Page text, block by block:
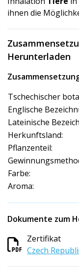
ihnen die
Herunterladen
Tschechischer
Englische
Lateinische
Herkunftsland:
Pflanzenteil:
Farbe:
Aroma:
Dokumente zum
Zertifikat
Czech